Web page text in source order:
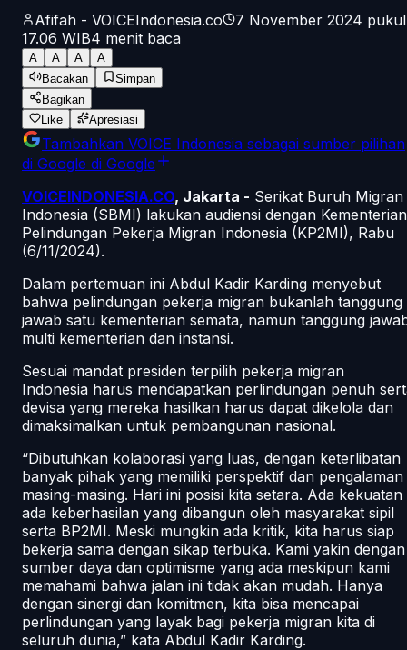
Afifah - VOICEIndonesia.co
7 November 2024 pukul
17.06 WIB4 menit baca
A A A
A
Bacakan
Simpan
Bagikan
Like
Apresiasi
Tambahkan VOICE Indonesia sebagai sumber pilihan
di Google di Google
VOICEINDONESIA.CO, Jakarta - Serikat Buruh Migran
Indonesia (SBMI) lakukan audiensi dengan Kementerian
Pelindungan Pekerja Migran Indonesia (KP2MI), Rabu
(6/11/2024).
Dalam pertemuan ini Abdul Kadir Karding menyebut
bahwa pelindungan pekerja migran bukanlah tanggung
jawab satu kementerian semata, namun tanggung
multi kementerian dan instansi.
Sesuai mandat presiden terpilih pekerja migran
Indonesia harus mendapatkan perlindungan penuh
devisa yang mereka hasilkan harus dapat dikelola dan
dimaksimalkan untuk pembangunan nasional.
“Dibutuhkan kolaborasi yang luas, dengan keterlibatan
banyak pihak yang memiliki perspektif dan pengalaman
masing-masing. Hari ini posisi kita setara. Ada kekuatan
ada keberhasilan yang dibangun oleh masyarakat sipil
serta BP2MI. Meski mungkin ada kritik, kita harus siap
bekerja sama dengan sikap terbuka. Kami yakin dengan
sumber daya dan optimisme yang ada meskipun kami
memahami bahwa jalan ini tidak akan mudah. Hanya
dengan sinergi dan komitmen, kita bisa mencapai
perlindungan yang layak bagi pekerja migran kita di
seluruh dunia,” kata Abdul Kadir Karding.